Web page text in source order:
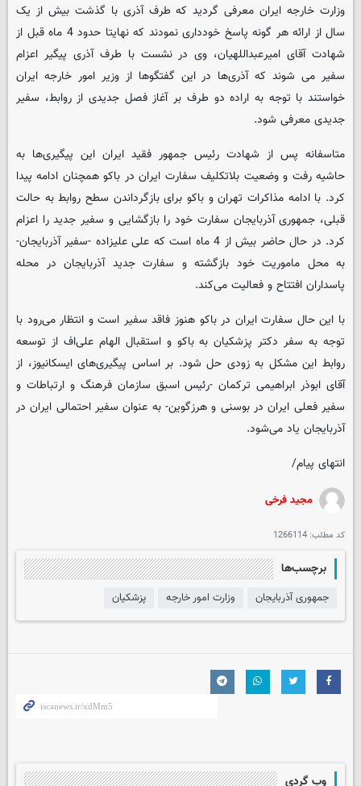
وزارت خارجه ایران معرفی گردید که طرف آذری با گذشت بیش از یک
سال از ارائه هر گونه پاسخ خودداری نمودند که نهایتا حدود 4 ماه قبل از
شهادت آقای امیرعبداللهیان، وی در نشست با طرف آذری پیگیر اعزام
سفیر می شوند که آذری‌ها در این گفتگوها از وزیر امور خارجه ایران
خواستند با توجه به اراده دو طرف بر آغاز فصل جدیدی از روابط، سفیر
جدیدی معرفی شود.
متاسفانه پس از شهادت رئیس جمهور فقید ایران این پیگیری‌ها به
حاشیه رفت و وضعیت بلاتکلیف سفارت ایران در باکو همچنان ادامه پیدا
کرد. با ادامه مذاکرات تهران و باکو برای بازگرداندن سطح روابط به حالت
قبلی، جمهوری آذربایجان سفارت خود را بازگشایی و سفیر جدید را اعزام
کرد. در حال حاضر بیش از 4 ماه است که علی علیزاده -سفیر آذربایجان-
به محل ماموریت خود بازگشته و سفارت جدید آذربایجان در محله
پاسداران افتتاح و فعالیت می‌کند.
با این حال سفارت ایران در باکو هنوز فاقد سفیر است و انتظار می‌رود با
توجه به سفر دکتر پزشکیان به باکو و استقبال الهام علی‌اف از توسعه
روابط این مشکل به زودی حل شود. بر اساس پیگیری‌های ایسکانیوز، از
آقای ابوذر ابراهیمی ترکمان -رئیس اسبق سازمان فرهنگ و ارتباطات و
سفیر فعلی ایران در بوسنی و هرزگوین- به عنوان سفیر احتمالی ایران در
آذربایجان یاد می‌شود.
انتهای پیام/
مجید فرخی
کد مطلب: 1266114
برچسب‌ها
جمهوری آذربایجان وزارت امور خارجه پزشکیان
وب گردی